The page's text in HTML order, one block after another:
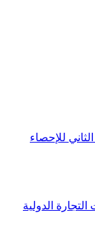
للإحصاء
الدولية